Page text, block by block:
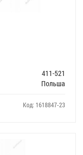
411-521
Польша
Код: 1618847-23